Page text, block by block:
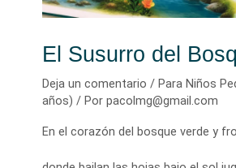
El Susurro del
Deja un comentario / Para Niños
años) / Por pacolmg@gmail.com
En el corazón del bosque verde y